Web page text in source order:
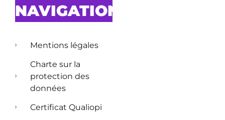
NAVIGATION
Mentions légales
Charte sur la
protection des
données
Certificat Qualiopi